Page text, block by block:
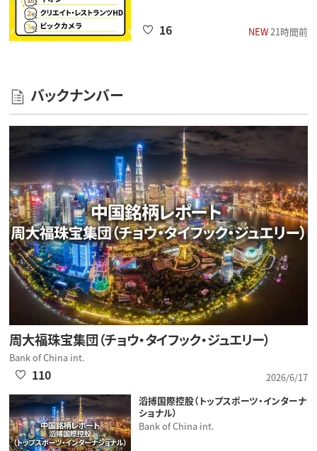
NEW21時間前
16
バックナンバー
周大福珠宝集団（チョウ・タイフック・ジュエリー）
Bank of China int.
2026/6/17
110
滔搏国際控股（トップスポーツ・インターナ
ショナル）
Bank of China int.